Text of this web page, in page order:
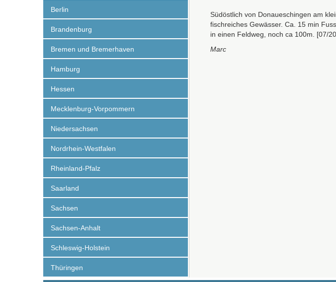
Südöstlich von Donaueschingen am
fischreiches Gewässer. Ca. 15 min
in einen Feldweg, noch ca 100m. [07/
Marc
Berlin
Brandenburg
Bremen und Bremerhaven
Hamburg
Hessen
Mecklenburg-Vorpommern
Niedersachsen
Nordrhein-Westfalen
Rheinland-Pfalz
Saarland
Sachsen
Sachsen-Anhalt
Schleswig-Holstein
Thüringen